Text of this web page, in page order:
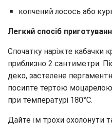
копчений лосось або
Легкий спосіб
Спочатку наріжте
приблизно 2 сантиметри.
деко, застелене
посипте тертою моцарелою
при температурі 180°C.
Дайте їм трохи охолонути